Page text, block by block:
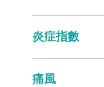
炎症指數
痛風